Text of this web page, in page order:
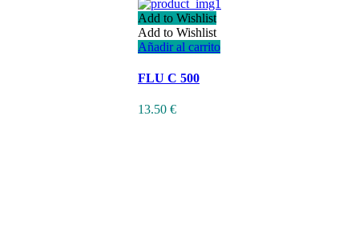
Add to Wishlist
Add to Wishlist
Añadir al carrito
FLU C 500
13.50 €